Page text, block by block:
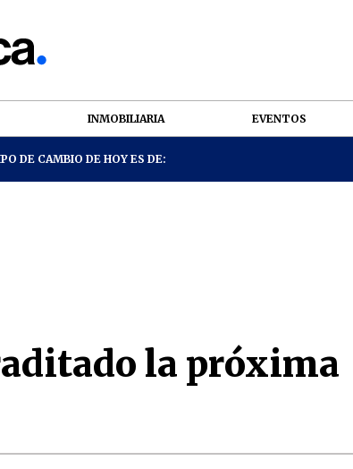
INMOBILIARIA EVENTOS
DE CAMBIO DE HOY ES DE:
la próxima